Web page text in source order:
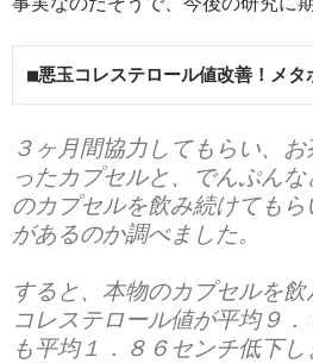
■悪玉コレステロール値改善！メタ
３ヶ月間協力してもらい、
ったカプセルと、でんぷん
のカプセルを飲み続けても
があるのか調べました。
すると、本物のカプセルを
コレステロール値が平均９
も平均１．８６センチ低下し